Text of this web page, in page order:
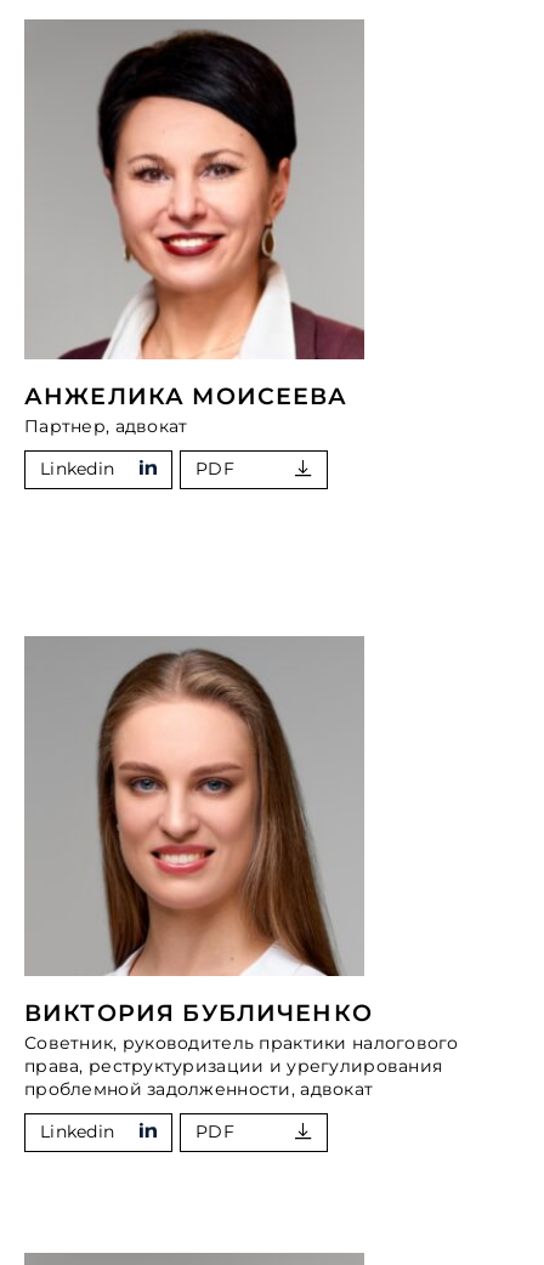
АНЖЕЛИКА МОИСЕЕВА
Партнер, адвокат
Linkedin
PDF
ВИКТОРИЯ БУБЛИЧЕНКО
Советник, руководитель практики налогового
права, реструктуризации и урегулирования
проблемной задолженности, адвокат
Linkedin
PDF